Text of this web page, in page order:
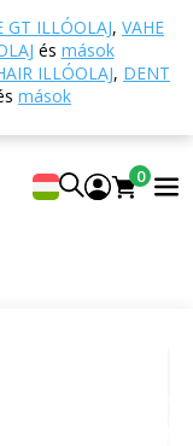
GT ILLÓOLAJ, VAHE
és mások
ILLÓOLAJ, DENT
mások
0
Táplálkozás és
kínai